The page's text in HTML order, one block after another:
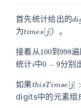
首先统计给出的
为
times[j]
）。
接着从 到
统计
i
中
0−9
分别
如果
digits中的元素组